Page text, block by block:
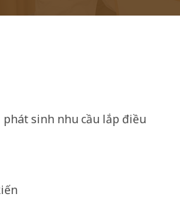
sinh nhu cầu lắp điều